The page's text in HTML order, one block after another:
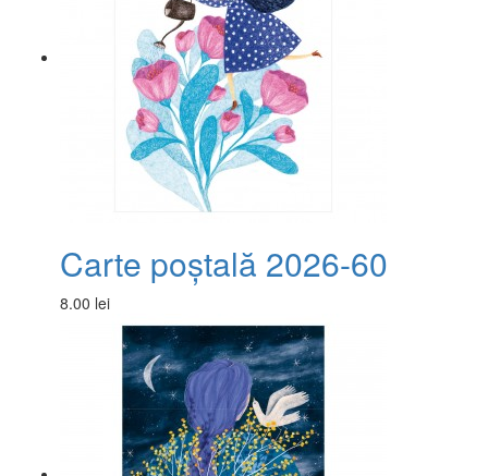
Carte poștală 2026-60
8.00 lei